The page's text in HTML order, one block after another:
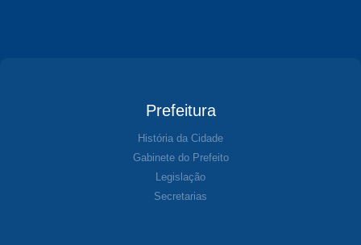
Prefeitura
História da Cidade
Gabinete do Prefeito
Legislação
Secretarias